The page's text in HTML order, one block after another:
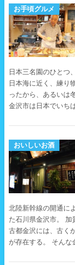
お手頃グルメ
日本三名園のひとつ
日本海に近く、練り
ったから、あるいは
金沢市は日本でいち
おいしいお酒
北陸新幹線の開通に
た石川県金沢市。
古都金沢には、古く
が存在する。 そんな